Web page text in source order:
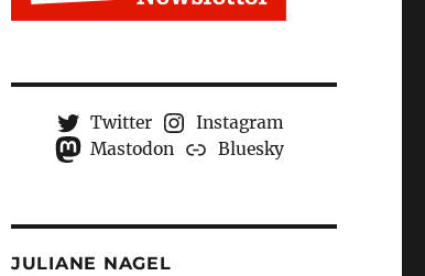
Twitter
Instagram
Mastodon
Bluesky
JULIANE NAGEL